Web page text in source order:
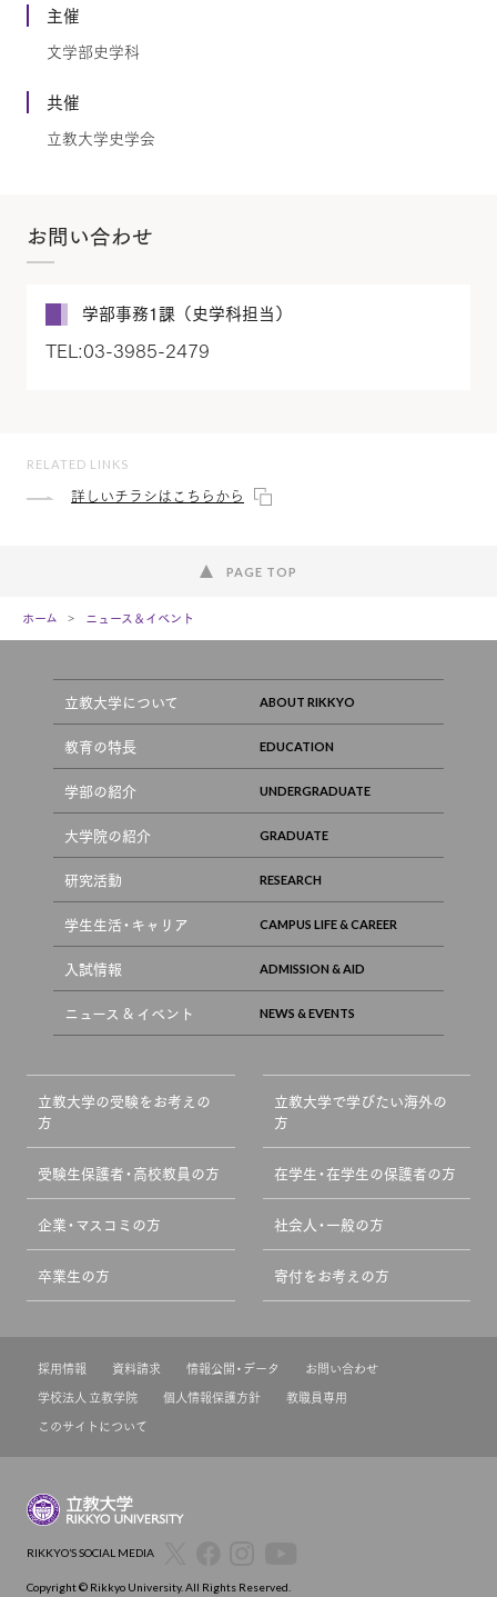
主催
文学部史学科
共催
立教大学史学会
お問い合わせ
学部事務1課（史学科担当）
TEL:03-3985-2479
RELATED LINKS
詳しいチラシはこちらから
PAGE TOP
ホーム ニュース＆イベント
立教大学について
教育の特長
学部の紹介
大学院の紹介
研究活動
学生生活・キャリア
入試情報
ニュース & イベント
立教大学の受験をお考えの
方
立教大学で学びたい海外の
方
受験生保護者・高校教員の方 在学生・在学生の保護者の方
企業・マスコミの方 社会人・一般の方
卒業生の方 寄付をお考えの方
採用情報 資料請求 情報公開・データ
お問い合わせ
学校法人 立教学院
個人情報保護方針
教職員専用
このサイトについて
Copyright © Rikkyo University. All Rights Reserved.
RIKKYO’S SOCIAL MEDIA